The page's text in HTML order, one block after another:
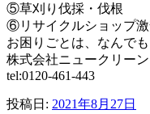
⑤草刈り伐採・伐根
⑥リサイクルショップ
お困りごとは、なんでも
株式会社ニュークリーン
tel:0120-461-443
投稿日: 2021年8月27日